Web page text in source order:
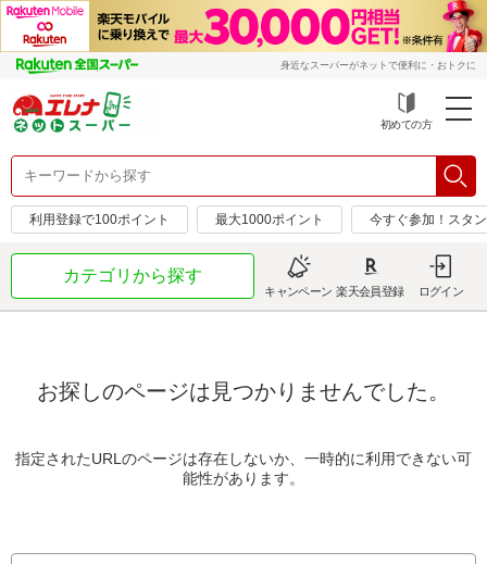
身近なスーパーがネットで便利に・おトクに
初めての方
利用登録で100ポイント 最大1000ポイント 今すぐ参加！スタ
カテゴリから探す
キャンペーン 楽天会員登録 ログイン
お探しのページは見つかりませんでした。
指定されたURLのページは存在しないか、一時的に利用できない可
能性があります。